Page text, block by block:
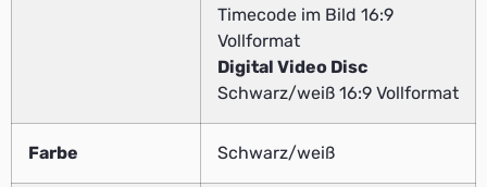
Timecode im Bild 16:9
Vollformat
Digital Video Disc
Schwarz/weiß 16:9 Vollformat
Farbe Schwarz/weiß